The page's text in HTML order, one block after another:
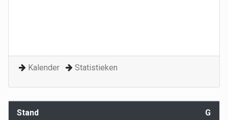
Kalender Statistieken
Stand G